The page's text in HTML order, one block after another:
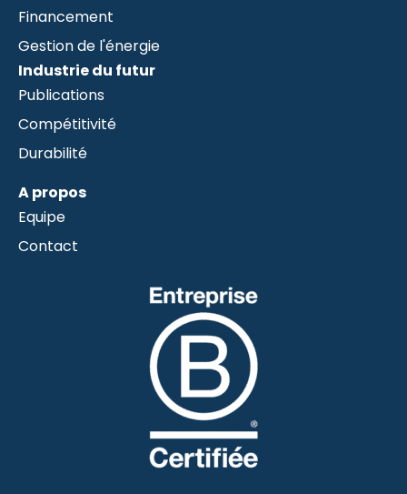
Financement
Gestion de l'énergie
Industrie du futur
Publications
Compétitivité
Durabilité
A propos
Equipe
Contact